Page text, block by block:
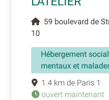
59 boulevard de
10
Hébergement
mentaux et
1.4 km de Paris 1
ouvert maintenant